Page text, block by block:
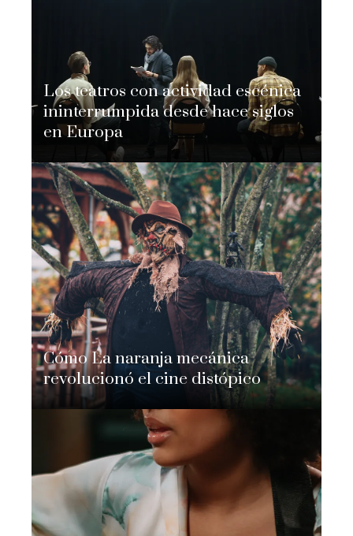
Los teatros con actividad escénica
ininterrumpida desde hace siglos
en Europa
Nicolás Adomo
Cómo La naranja mecánica
revolucionó el cine distópico
Nicolás Adomo